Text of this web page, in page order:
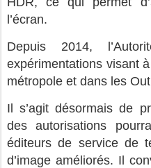
l’écran.
Depuis 2014,
expérimentations visant
métropole et dans les
Il s’agit désormais de
des autorisations
éditeurs de service de
d’image améliorés. Il